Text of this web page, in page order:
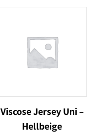
Viscose Jersey Uni –
Hellbeige